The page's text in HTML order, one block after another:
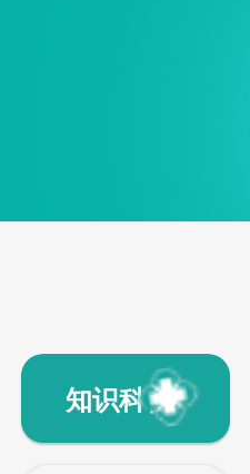
知识科普